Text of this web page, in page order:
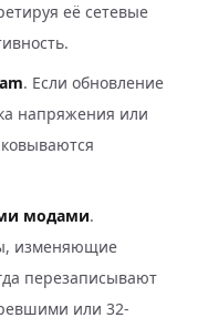
её сетевые
. Если обновление
напряжения или
модами.
изменяющие
перезаписывают
или 32-